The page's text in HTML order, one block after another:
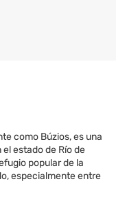
como Búzios, es una
estado de Río de
popular de la
especialmente entre